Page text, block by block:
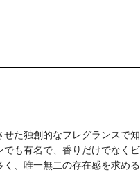
た独創的なフレグランスで
も有名で、香りだけでなく
、唯一無二の存在感を求め